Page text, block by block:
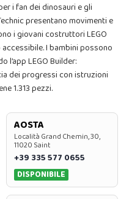
i fan dei dinosauri e gli
presentano movimenti e
i giovani costruttori LEGO
accessibile. I bambini possono
LEGO Builder:
dei progressi con istruzioni
1.313 pezzi.
AOSTA
Località Grand Chemin, 30,
11020 Saint
+39 335 577 0655
DISPONIBILE